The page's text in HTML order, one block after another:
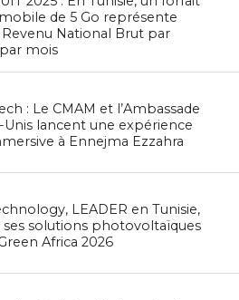
de 5 Go représente
Revenu National Brut par
mois
: Le CMAM et l’Ambassade
Unis lancent une expérience
à Ennejma Ezzahra
LEADER en Tunisie,
solutions photovoltaïques
Africa 2026